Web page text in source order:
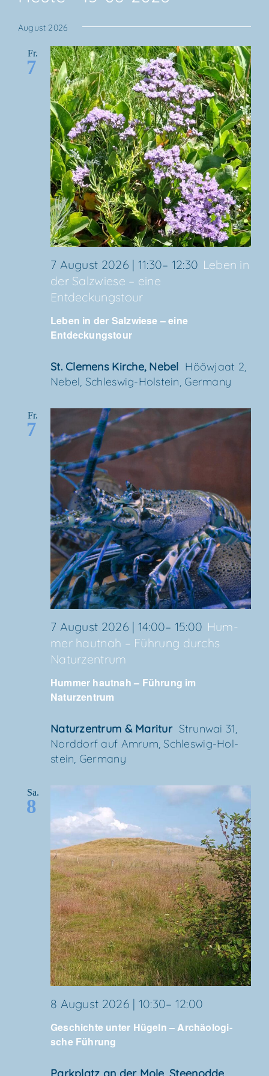
wählen.
August 2026
Fr.
7
Leben in der Salz­wie­se – eine
Entdeckungstour
7 August 2026 | 11:30– 12:30 Leben in
der Salz­wie­se – eine
Entdeckungstour
St. Cle­mens Kir­che, Nebel Höö­wjaat 2,
Nebel, Schles­wig-Hol­stein, Germany
Fr.
7
Hum­mer haut­nah – Füh­rung im
Naturzentrum
7 August 2026 | 14:00– 15:00 Hum­
mer haut­nah – Füh­rung durchs
Naturzentrum
Natur­zen­trum & Maritur Strun­wai 31,
Nord­dorf auf Amrum, Schles­wig-Hol­
stein, Germany
Sa.
8
Geschich­te unter Hügeln – Archäo­lo­gi­
sche Führung
8 August 2026 | 10:30– 12:00
unter
–
Park­platz an der Mole, Steenodde ,